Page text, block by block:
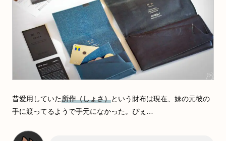
昔愛用していた所作（しょさ）という財布は現在、妹の元彼の
手に渡ってるようで手元になかった。ぴぇ…